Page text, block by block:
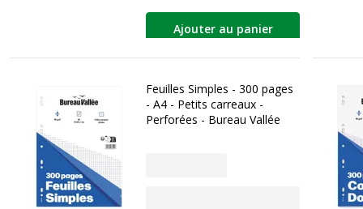
Ajouter au panier
Feuilles Simples - 300 pages
- A4 - Petits carreaux -
Perforées - Bureau Vallée